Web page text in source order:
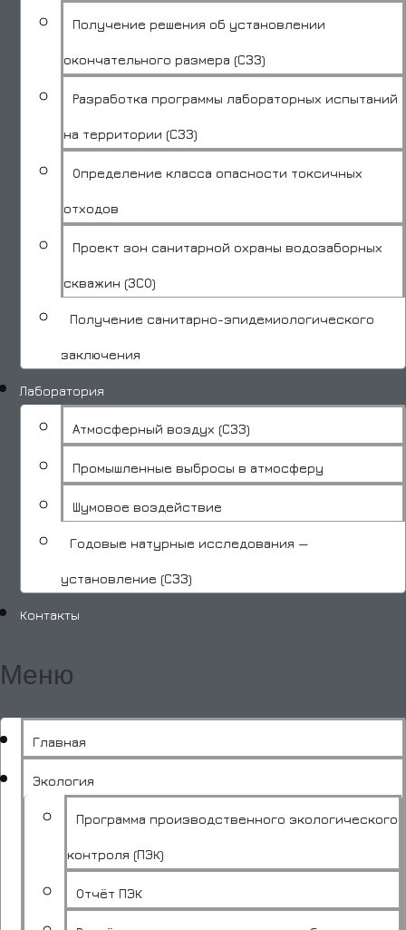
Получение решения об установлении
окончательного размера (СЗЗ)
Разработка программы лабораторных испытаний
на территории (СЗЗ)
Определение класса опасности токсичных
отходов
Проект зон санитарной охраны водозаборных
скважин (ЗСО)
Получение санитарно-эпидемиологического
заключения
Лаборатория
Атмосферный воздух (СЗЗ)
Промышленные выбросы в атмосферу
Шумовое воздействие
Годовые натурные исследования —
установление (СЗЗ)
Контакты
Меню
Главная
Экология
Программа производственного экологического
контроля (ПЭК)
Отчёт ПЭК